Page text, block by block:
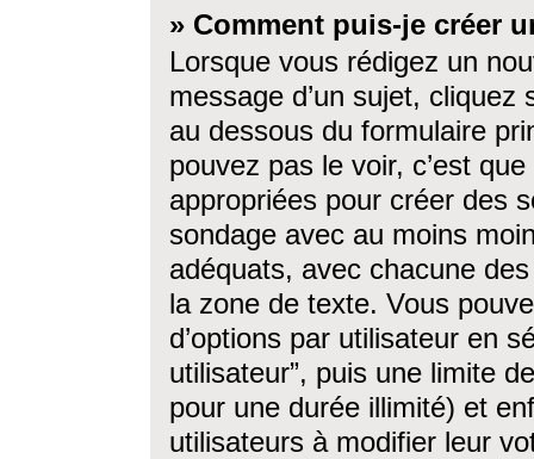
» Comment puis-je créer
Lorsque vous rédigez un
message d’un sujet, cliquez
au dessous du formulaire
pouvez pas le voir, c’est
appropriées pour créer des
sondage avec au moins
adéquats, avec chacune
la zone de texte. Vous
d’options par utilisateur en
utilisateur”, puis une limite
pour une durée illimité) et
utilisateurs à modifier leur